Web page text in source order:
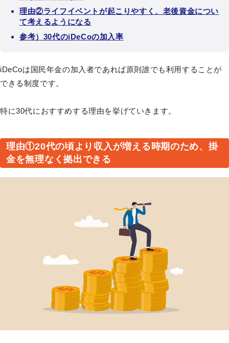
理由②ライフイベントが起こりやすく、老後資金につい
て考えるようになる
参考）30代のiDeCoの加入率
iDeCoは国民年金の加入者であれば原則誰でも利用することが
できる制度です。
特に30代におすすめする理由を挙げていきます。
理由①20代の頃より収入が増える時期のため、掛
金を無理なく拠出できる